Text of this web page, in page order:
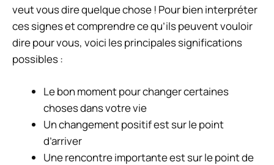
veut vous dire quelque chose ! Pour bien interpréter
ces signes et comprendre ce qu’ils peuvent vouloir
dire pour vous, voici les principales significations
possibles :
Le bon moment pour changer certaines
choses dans votre vie
Un changement positif est sur le point
d’arriver
Une rencontre importante est sur le point de